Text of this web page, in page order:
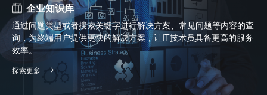
企业知识库
通过问题类型或者搜索关键字进行解决方案、常见问题等内容的查
询，为终端用户提供更快的解决方案，让IT技术员具备更高的服务
效率。
探索更多